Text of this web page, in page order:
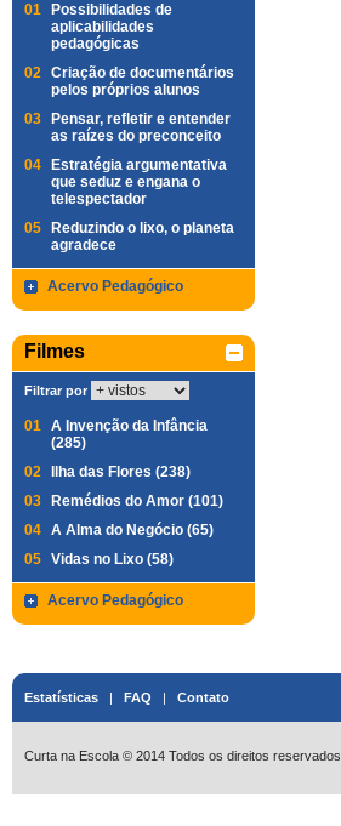
01
Possibilidades de
aplicabilidades
pedagógicas
02 Criação de documentários
pelos próprios alunos
03
Pensar, refletir e entender
as raízes do preconceito
04
Estratégia argumentativa
que seduz e engana o
telespectador
05
Reduzindo o lixo, o planeta
agradece
Acervo Pedagógico
Filmes
Filtrar por
01 A Invenção da Infância
(285)
02
Ilha das Flores (238)
03
Remédios do Amor (101)
04 A Alma do Negócio (65)
05 Vidas no Lixo (58)
Acervo Pedagógico
Estatísticas | FAQ | Contato
Curta na Escola © 2014 Todos os direitos reservados.